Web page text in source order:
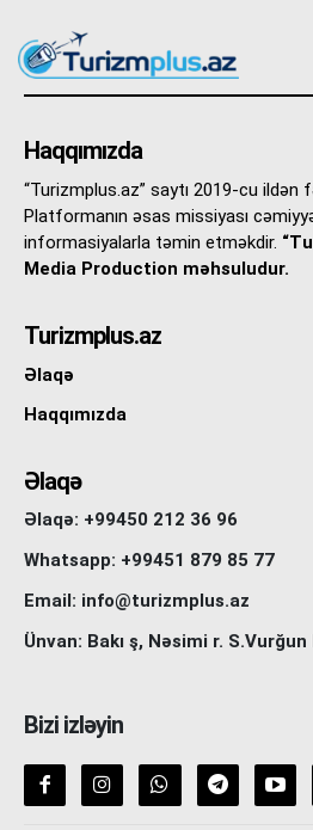
Haqqımızda
“Turizmplus.az” saytı 2019-cu ildən
Platformanın əsas missiyası
informasiyalarla təmin etməkdir.
Media Production məhsuludur.
Turizmplus.az
Əlaqə
Haqqımızda
Əlaqə
Əlaqə: +99450 212 36 96
Whatsapp: +99451 879 85 77
Email: info@turizmplus.az
Ünvan: Bakı ş, Nəsimi r.
Bizi izləyin